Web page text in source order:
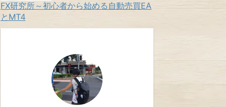
FX研究所～初心者から始める自動売買EA
とMT4